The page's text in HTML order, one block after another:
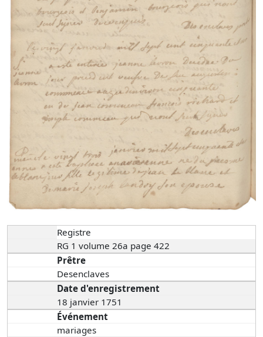
Registre
RG 1 volume 26a page 422
Prêtre
Desenclaves
Date d'enregistrement
18 janvier 1751
Événement
mariages